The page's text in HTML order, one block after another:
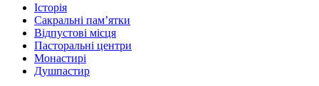
Історія
Сакральні пам’ятки
Відпустові місця
Пасторальні центри
Монастирі
Душпастир